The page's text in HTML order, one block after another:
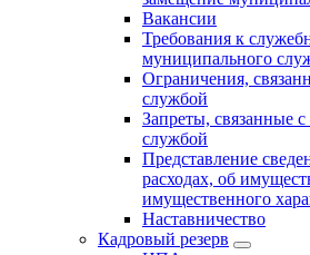
Вакансии
Требования к
муниципального
Ограничения,
службой
Запреты, связанные
службой
Представление
расходах, об
имущественного
Наставничество
Кадровый резерв